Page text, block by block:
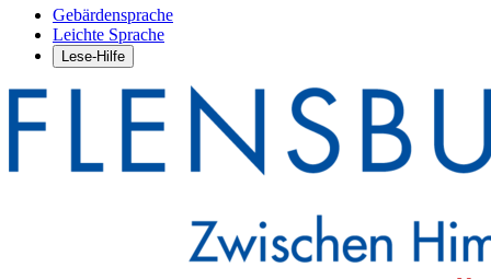
Gebärdensprache
Leichte Sprache
Lese-Hilfe